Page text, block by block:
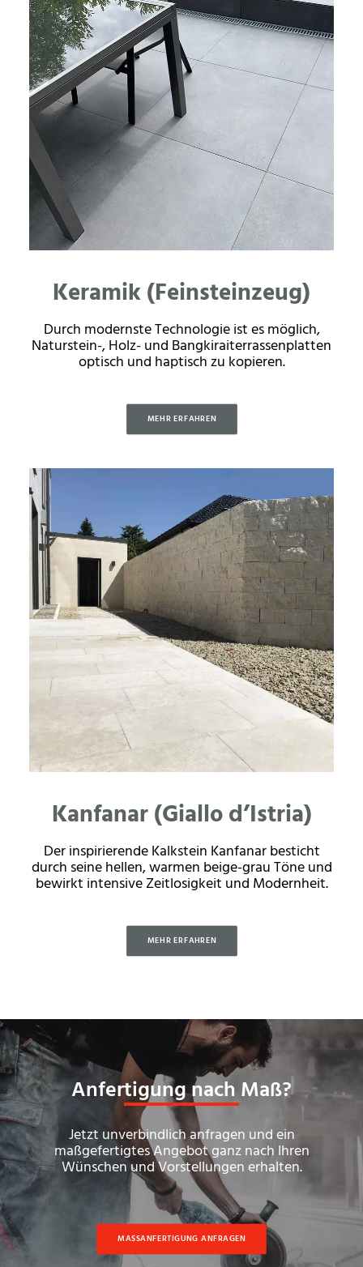
Keramik (Feinsteinzeug)
Durch modernste Technologie ist es möglich,
Naturstein-, Holz- und Bangkiraiterrassenplatten
optisch und haptisch zu kopieren.
MEHR ERFAHREN
Kanfanar (Giallo d’Istria)
Der inspirierende Kalkstein Kanfanar besticht
durch seine hellen, warmen beige-grau Töne und
bewirkt intensive Zeitlosigkeit und Modernheit.
MEHR ERFAHREN
Anfertigung nach Maß?
Jetzt unverbindlich anfragen und ein
maßgefertigtes Angebot ganz nach Ihren
Wünschen und Vorstellungen erhalten.
MASSANFERTIGUNG ANFRAGEN